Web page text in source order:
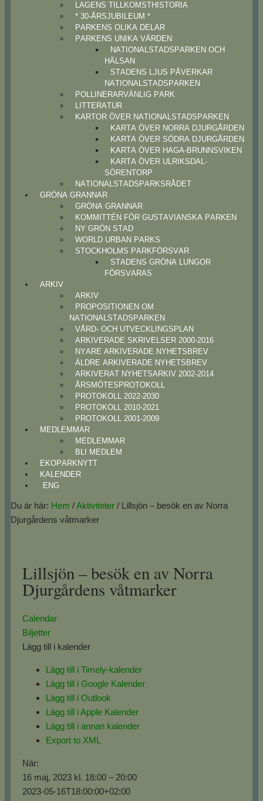
LAGENS TILLKOMSTHISTORIA
* 30-ÅRSJUBILEUM *
PARKENS OLIKA DELAR
PARKENS UNIKA VÄRDEN
NATIONALSTADSPARKEN OCH
HÄLSAN
STADENS LJUS PÅVERKAR
NATIONALSTADSPARKEN
POLLINERARVÄNLIG PARK
LITTERATUR
KARTOR ÖVER NATIONALSTADSPARKEN
KARTA ÖVER NORRA DJURGÅRDEN
KARTA ÖVER SÖDRA DJURGÅRDEN
KARTA ÖVER HAGA-BRUNNSVIKEN
KARTA ÖVER ULRIKSDAL-
SÖRENTORP
NATIONALSTADSPARKSRÅDET
GRÖNA GRANNAR
GRÖNA GRANNAR
KOMMITTÉN FÖR GUSTAVIANSKA PARKEN
NY GRÖN STAD
WORLD URBAN PARKS
STOCKHOLMS PARKFÖRSVAR
STADENS GRÖNA LUNGOR
FÖRSVARAS
ARKIV
ARKIV
PROPOSITIONEN OM
NATIONALSTADSPARKEN
VÅRD- OCH UTVECKLINGSPLAN
ARKIVERADE SKRIVELSER 2000-2016
NYARE ARKIVERADE NYHETSBREV
ÄLDRE ARKIVERADE NYHETSBREV
ARKIVERAT NYHETSARKIV 2002-2014
ÅRSMÖTESPROTOKOLL
PROTOKOLL 2022-2030
PROTOKOLL 2010-2021
PROTOKOLL 2001-2009
MEDLEMMAR
MEDLEMMAR
BLI MEDLEM
EKOPARKNYTT
KALENDER
ENG
Du är här: Hem /Aktiviteter / Lillsjön – besök en av Norra
Djurgårdens våtmarker
Lillsjön – besök en av Norra
Djurgårdens våtmarker
Calendar
Biljetter
Lägg till i kalender
Lägg till i Timely-kalender
Lägg till i Google Kalender
Lägg till i Outlook
Lägg till i Apple Kalender
Lägg till i annan kalender
Export to XML
När:
16 maj, 2023 kl. 18:00 – 20:00
2023-05-16T18:00:00+02:00